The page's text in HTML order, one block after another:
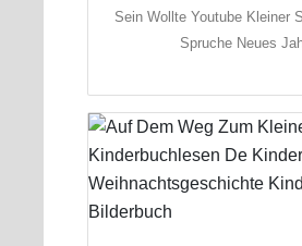
Sein Wollte Youtube Kleiner
Spruche Neues